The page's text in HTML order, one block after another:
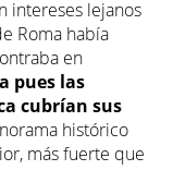
intereses lejanos
Roma había
en
pues las
cubrían sus
histórico
más fuerte que